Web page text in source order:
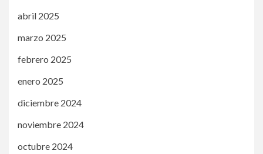
abril 2025
marzo 2025
febrero 2025
enero 2025
diciembre 2024
noviembre 2024
octubre 2024